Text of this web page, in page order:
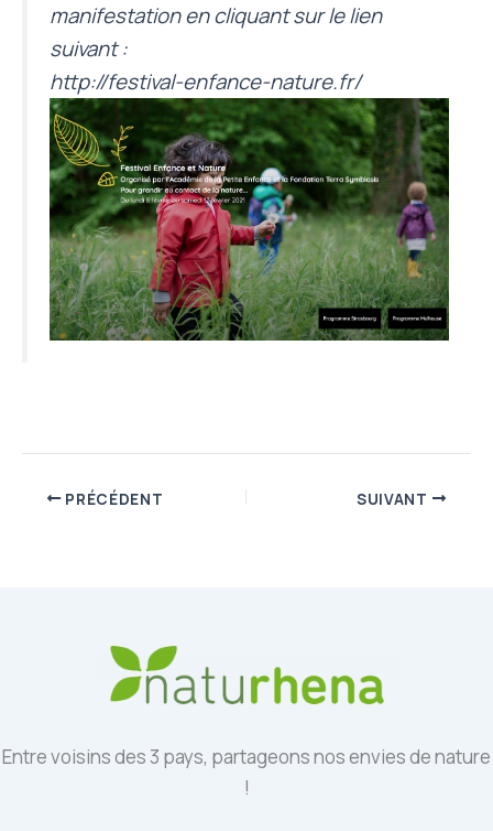
manifestation en cliquant sur le lien
suivant :
http://festival-enfance-nature.fr/
PRÉCÉDENT SUIVANT
Entre voisins des 3 pays, partageons nos envies de nature
!